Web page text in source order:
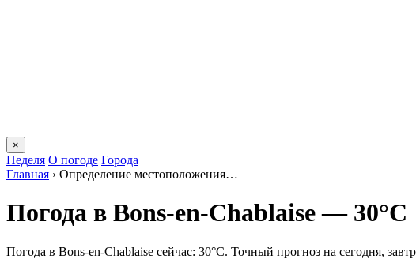
×
Неделя О погоде Города
Главная › Определение местоположения…
Погода в Bons-en-Chablaisе — 30°C
Погода в Bons-en-Chablaisе сейчас: 30°C. Точный прогноз на сегодня,